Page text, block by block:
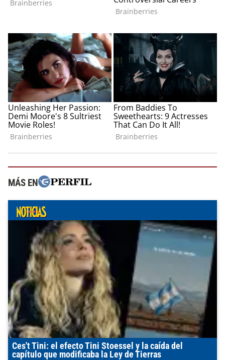
MÁS EN
Ces't Tini: el efecto Tini Stoessel y la caída del
capítulo que modificaba la Ley de Tierras